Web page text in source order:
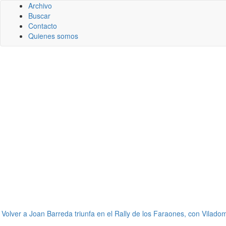
Archivo
Buscar
Contacto
Quienes somos
Volver a Joan Barreda triunfa en el Rally de los Faraones, con